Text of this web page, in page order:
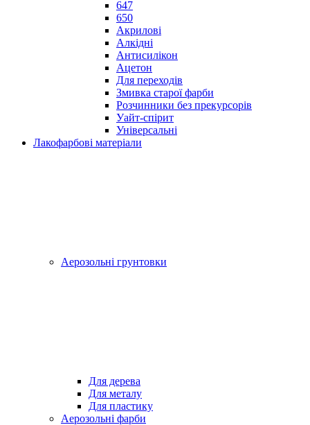
647
650
Акрилові
Алкідні
Антисилікон
Ацетон
Для переходів
Змивка старої фарби
Розчинники без прекурсорів
Уайт-спірит
Універсальні
Лакофарбові матеріали
Аерозольні грунтовки
Для дерева
Для металу
Для пластику
Аерозольні фарби